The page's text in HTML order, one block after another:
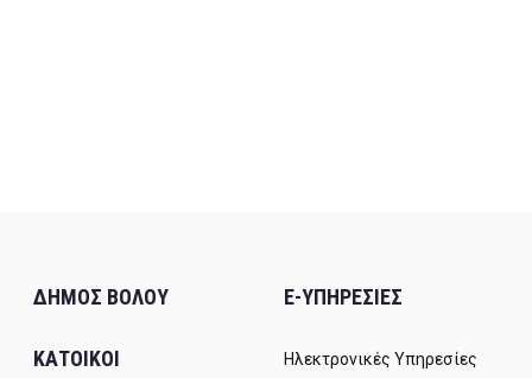
ΔΗΜΟΣ ΒΟΛΟΥ
ΚΑΤΟΙΚΟΙ
E-ΥΠΗΡΕΣΙΕΣ
Ηλεκτρονικές Υπηρεσίες